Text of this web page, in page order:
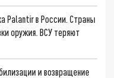
Palantir в России. Страны
оружия. ВСУ теряют
и возвращение